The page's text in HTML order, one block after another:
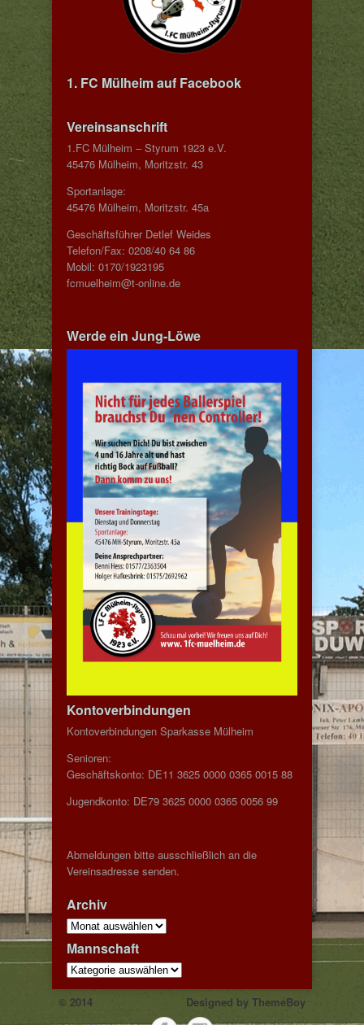
1. FC Mülheim auf Facebook
Vereinsanschrift
1.FC Mülheim – Styrum 1923 e.V.
45476 Mülheim, Moritzstr. 43
Sportanlage:
45476 Mülheim, Moritzstr. 45a
Geschäftsführer Detlef Weides
Telefon/Fax: 0208/40 64 86
Mobil: 0170/1923195
fcmuelheim@t-online.de
Werde ein Jung-Löwe
Kontoverbindungen
Kontoverbindungen Sparkasse Mülheim
Senioren:
Geschäftskonto: DE11 3625 0000 0365 0015 88
Jugendkonto: DE79 3625 0000 0365 0056 99
Abmeldungen bitte ausschließlich an die
Vereinsadresse senden.
Archiv
Archiv
Mannschaft
Mannschaft
© 2014 Designed by ThemeBoy